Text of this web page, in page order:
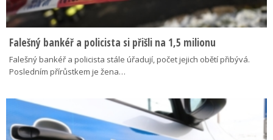
Falešný bankéř a policista si přišli na 1,5 milionu
Falešný bankéř a policista stále úřadují, počet jejich obětí přibývá.
Posledním přírůstkem je žena…